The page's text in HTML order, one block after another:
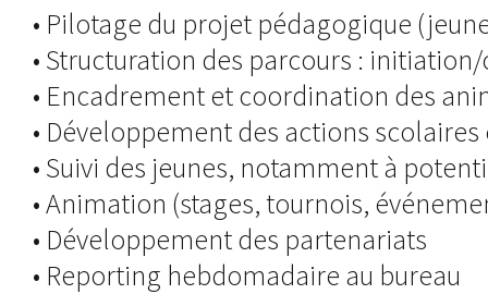
• Pilotage du projet pédagogique
• Structuration des parcours :
• Encadrement et coordination des
• Développement des actions
• Suivi des jeunes, notamment à
• Animation (stages, tournois,
• Développement des partenariats
• Reporting hebdomadaire au bureau